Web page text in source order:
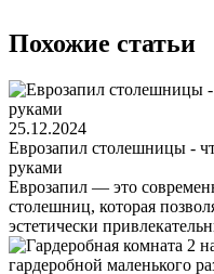
Похожие статьи
25.12.2024
Еврозапил столешницы -
руками
Еврозапил — это
столешниц, которая
эстетически